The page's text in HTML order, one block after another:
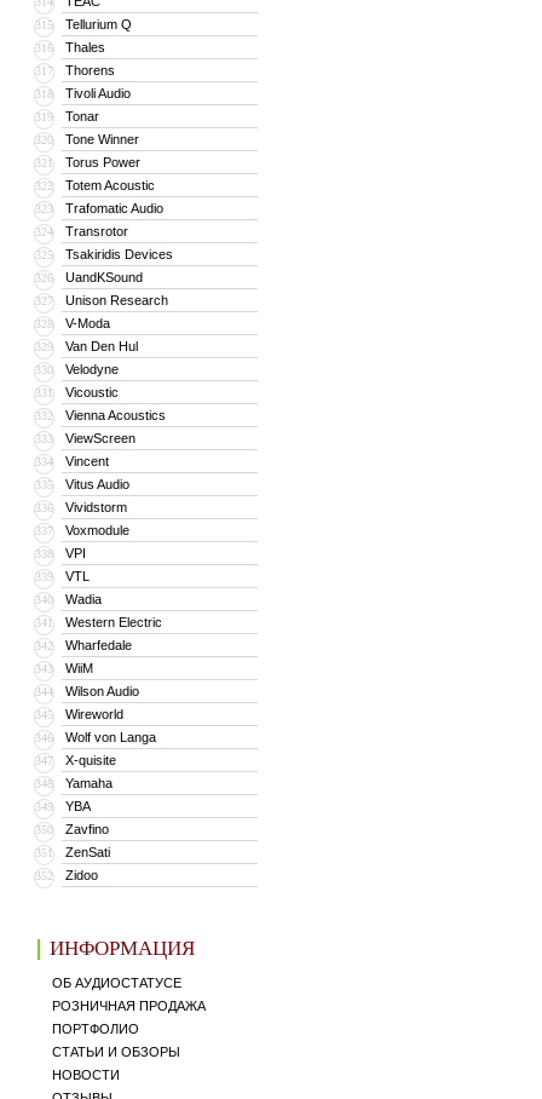
315 Tellurium Q
316 Thales
317 Thorens
318 Tivoli Audio
319 Tonar
320 Tone Winner
321 Torus Power
322 Totem Acoustic
323 Trafomatic Audio
324 Transrotor
325 Tsakiridis Devices
326 UandKSound
327 Unison Research
328 V-Moda
329 Van Den Hul
330 Velodyne
331 Vicoustic
332 Vienna Acoustics
333 ViewScreen
334 Vincent
335 Vitus Audio
336 Vividstorm
337 Voxmodule
338 VPI
339 VTL
340 Wadia
341 Western Electric
342 Wharfedale
343 WiiM
344 Wilson Audio
345 Wireworld
346 Wolf von Langa
347 X-quisite
348 Yamaha
349 YBA
350 Zavfino
351 ZenSati
352 Zidoo
ИНФОРМАЦИЯ
ОБ АУДИОСТАТУСЕ
РОЗНИЧНАЯ ПРОДАЖА
ПОРТФОЛИО
СТАТЬИ И ОБЗОРЫ
НОВОСТИ